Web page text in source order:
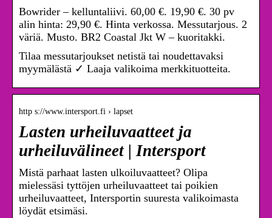
Bowrider – kelluntaliivi. 60,00 €. 19,90 €. 30 pv
alin hinta: 29,90 €. Hinta verkossa. Messutarjous. 2
väriä. Musto. BR2 Coastal Jkt W – kuoritakki.
Tilaa messutarjoukset netistä tai noudettavaksi
myymälästä ✓ Laaja valikoima merkkituotteita.
http s://www.intersport.fi › lapset
Lasten urheiluvaatteet ja
urheiluvälineet | Intersport
Mistä parhaat lasten ulkoiluvaatteet? Olipa
mielessäsi tyttöjen urheiluvaatteet tai poikien
urheiluvaatteet, Intersportin suuresta valikoimasta
löydät etsimäsi.